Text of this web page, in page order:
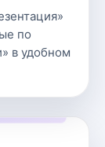
по
в удобном